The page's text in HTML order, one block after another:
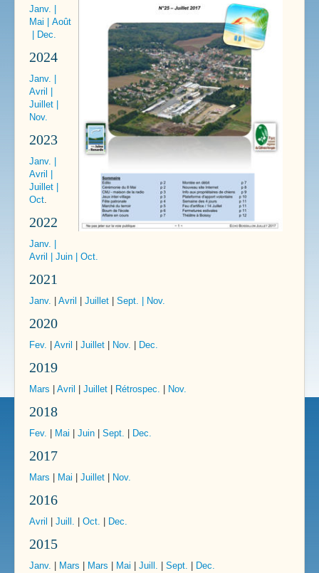
Liens Pratiques
Janv.
Mai
Août
Dec.
2024
Janv.
Avril
Juillet
Nov.
2023
Janv.
Avril
Juillet
Oct
2022
Janv.
Avril
Juin Oct.
2021
Janv. Avril Juillet Sept. Nov.
2020
Fev. Avril Juillet Nov. Dec.
2019
Mars Avril Juillet Rétrospec. Nov.
2018
Fev. Mai Juin Sept. Dec.
2017
Mars Mai Juillet Nov.
2016
Avril Juill. Oct. Dec.
2015
Janv. Mars Mars Mai Juill. Sept. Dec.